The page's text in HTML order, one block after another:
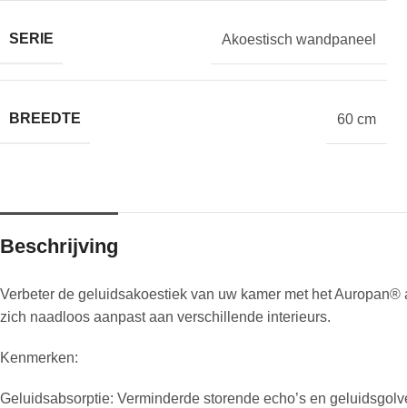
SERIE Akoestisch wandpaneel
BREEDTE 60 cm
Beschrijving
Verbeter de geluidsakoestiek van uw kamer met het
zich naadloos aanpast aan verschillende interieurs.
Kenmerken:
Geluidsabsorptie: Verminderde storende echo’s en